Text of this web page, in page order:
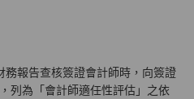
報告查核簽證會計師時，向簽證
列為「會計師適任性評估」之依